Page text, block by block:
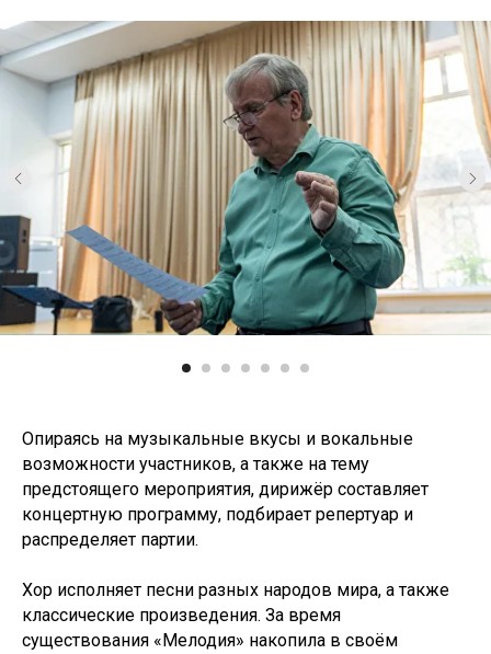
Опираясь на музыкальные вкусы и вокальные
возможности участников, а также на тему
предстоящего мероприятия, дирижёр составляет
концертную программу, подбирает репертуар и
распределяет партии.
Хор исполняет песни разных народов мира, а также
классические произведения. За время
существования «Мелодия» накопила в своём